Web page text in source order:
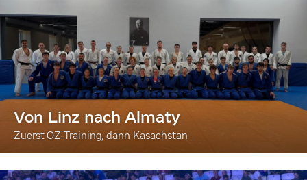
Von Linz nach Almaty
Zuerst OZ-Training, dann Kasachstan